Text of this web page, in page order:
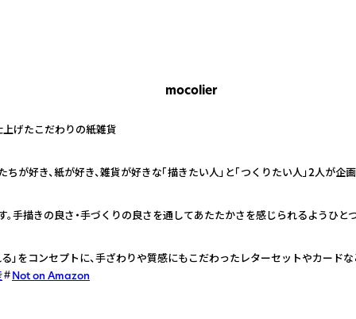
mocolier
上げたこだわりの紙雑貨
が好き、紙が好き、雑貨が好きな「描きたい人」と「つくりたい人」2人が企
手描きの良さ・手づくりの良さを通してあたたかさを感じられるようひと
る」をコンセプトに、手ざわりや質感にもこだわったレターセットやカード
Not on Amazon